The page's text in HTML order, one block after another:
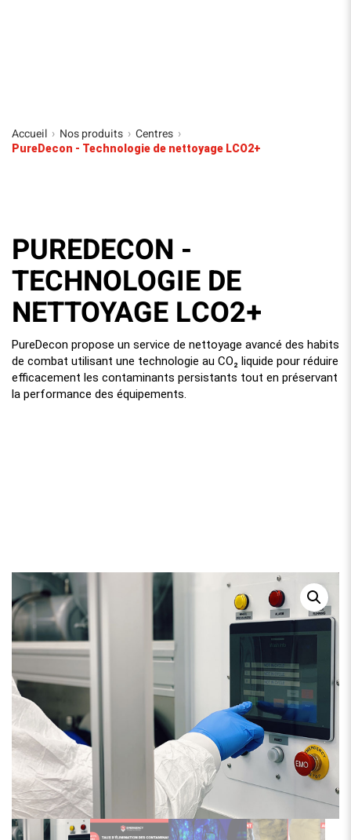
Accueil › Nos produits › Centres ›
PureDecon - Technologie de nettoyage LCO2+
PUREDECON -
TECHNOLOGIE DE
NETTOYAGE LCO2+
PureDecon propose un service de nettoyage avancé des habits
de combat utilisant une technologie au CO₂ liquide pour réduire
efficacement les contaminants persistants tout en préservant
la performance des équipements.